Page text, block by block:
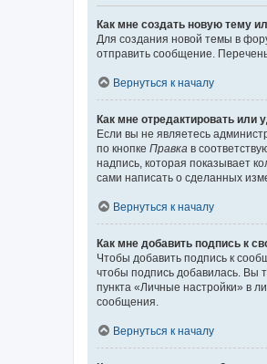
Как мне создать новую тему
Для создания новой темы в
отправить сообщение.
Вернуться к началу
Как мне отредактировать или
Если вы не являетесь
по кнопке Правка в
надпись, которая показывает
сами написать о сделанных
Вернуться к началу
Как мне добавить подпись к
Чтобы добавить подпись к
чтобы подпись добавилась. Вы
пункта «Личные настройки» в
сообщения.
Вернуться к началу